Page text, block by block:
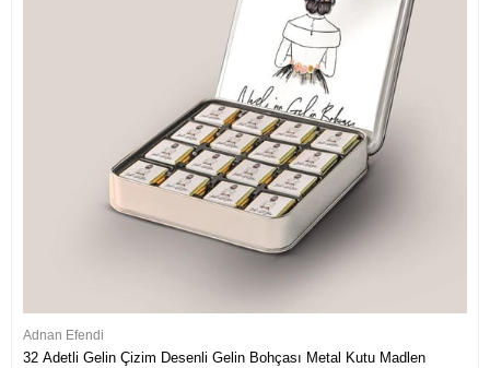
Adnan Efendi
32 Adetli Gelin Çizim Desenli Gelin Bohçası Metal Kutu Madlen